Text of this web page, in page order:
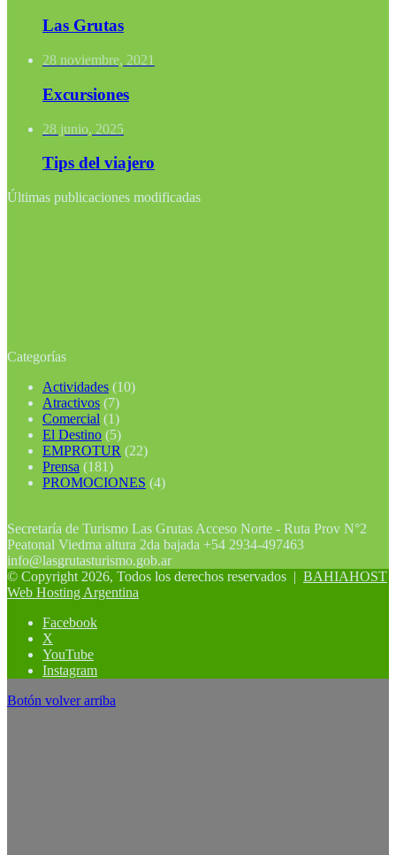
Las Grutas
28 noviembre, 2021
Excursiones
28 junio, 2025
Tips del viajero
Últimas publicaciones modificadas
Categorías
Actividades (10)
Atractivos (7)
Comercial (1)
El Destino (5)
EMPROTUR (22)
Prensa (181)
PROMOCIONES (4)
Secretaría de Turismo Las Grutas Acceso Norte - Ruta Prov N°2
Peatonal Viedma altura 2da bajada +54 2934-497463
info@lasgrutasturismo.gob.ar
© Copyright 2026, Todos los derechos reservados | BAHIAHOST
Web Hosting Argentina
Facebook
X
YouTube
Instagram
Botón volver arriba